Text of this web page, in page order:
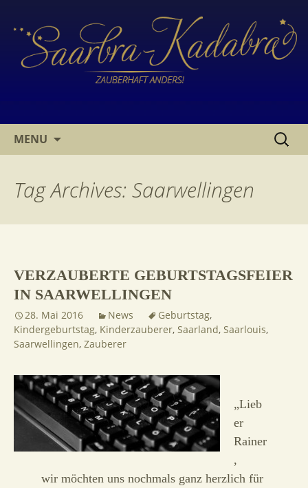
MENU
NACH:
Tag Archives: Saarwellingen
VERZAUBERTE GEBURTSTAGSFEIER
IN SAARWELLINGEN
28. Mai 2016 News Geburtstag,
Kindergeburtstag, Kinderzauberer, Saarland, Saarlouis,
Saarwellingen, Zauberer
„Lieb
er
Rainer
,
wir möchten uns nochmals ganz herzlich für